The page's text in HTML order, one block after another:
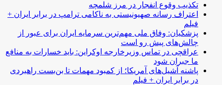
تکذیب وقوع انفجار در مرز شلمچه
اعتراف رسانه صهیونیستی به ناکامی ترامپ در برابر ایران +
فیلم
پزشکیان: وفاق ملی مهم‌ترین سرمایه ایران برای عبور از
چالش‌های پیش رو است
عراقچی در تماس وزیرخارجه اوکراین: باید خسارات به منافع
ما جبران شود
پاشنه آشیل‌های آمریکا؛ از کمبود مهمات تا بن‌بست راهبردی
در برابر ایران + فیلم